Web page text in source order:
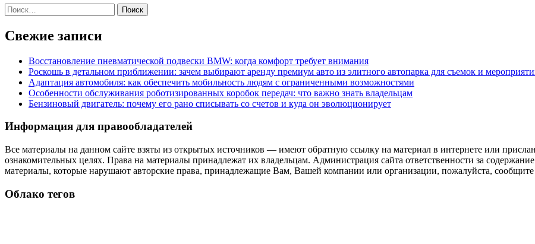
Найти:
Свежие записи
Восстановление пневматической подвески BMW: когда комфорт требует внимания
Роскошь в детальном приближении: зачем выбирают аренду премиум авто из элитного автопарка для съемок и
Адаптация автомобиля: как обеспечить мобильность людям с ограниченными возможностями
Особенности обслуживания роботизированных коробок передач: что важно знать владельцам
Бензиновый двигатель: почему его рано списывать со счетов и куда он эволюционирует
Информация для правообладателей
Все материалы на данном сайте взяты из открытых источников — имеют обратную ссылку на материал в интернете или
ознакомительных целях. Права на материалы принадлежат их владельцам. Администрация сайта ответственности за
материалы, которые нарушают авторские права, принадлежащие Вам, Вашей компании или организации, пожалуйста, сообщите
Облако тегов